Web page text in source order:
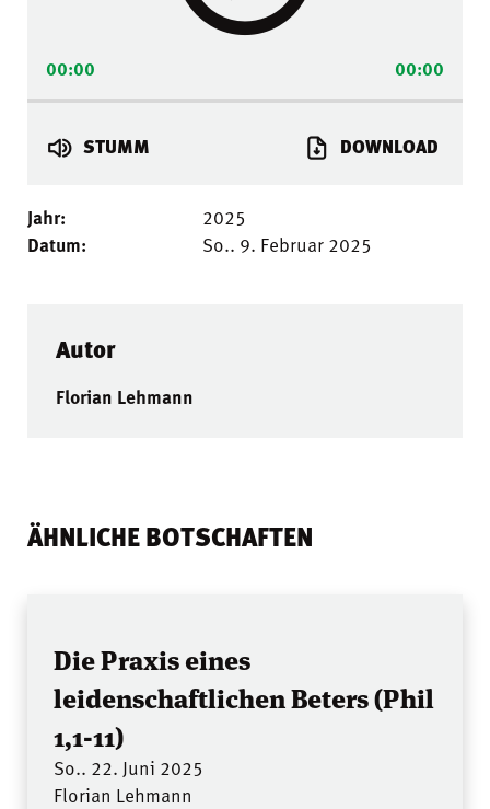
00:00 00:00
STUMM DOWNLOAD
Jahr:
2025
Datum:
So.. 9. Februar 2025
Autor
Florian Lehmann
ÄHNLICHE BOTSCHAFTEN
Die Praxis eines
leidenschaftlichen Beters (Phil
1,1-11)
So.. 22. Juni 2025
Florian Lehmann